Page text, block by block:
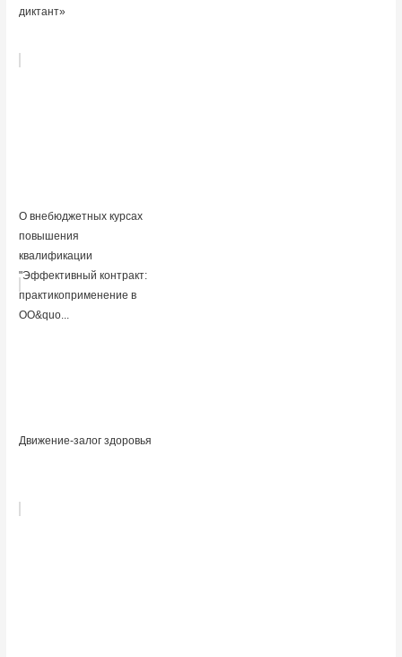
диктант»
О внебюджетных курсах
повышения
квалификации
"Эффективный контракт:
практикоприменение в
ОО&quo...
Движение-залог здоровья